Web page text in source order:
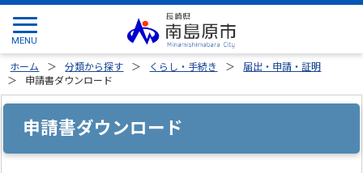
ホーム 分類から探す くらし・手続き
届出・申請・証明
申請書ダウンロード
申請書ダウンロード